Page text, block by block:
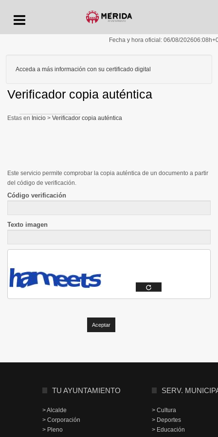
Fecha y hora oficial: 06/08/202606:08h
Acceda a más información con su certificado digital
Inicio > Verificador copia auténtica
Verificador copia auténtica
Este servicio permite comprobar la copia auténtica de un documento a partir
del código de verificación.
Código verificación
Texto imagen
TU AYUNTAMIENTO
> Alcalde
> Corporación
> Pleno
SERV.
> Cultura
> Deportes
> Educación